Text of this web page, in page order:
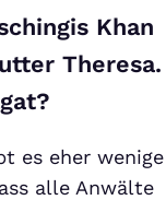
Khan
Theresa.
es eher wenige
alle Anwälte